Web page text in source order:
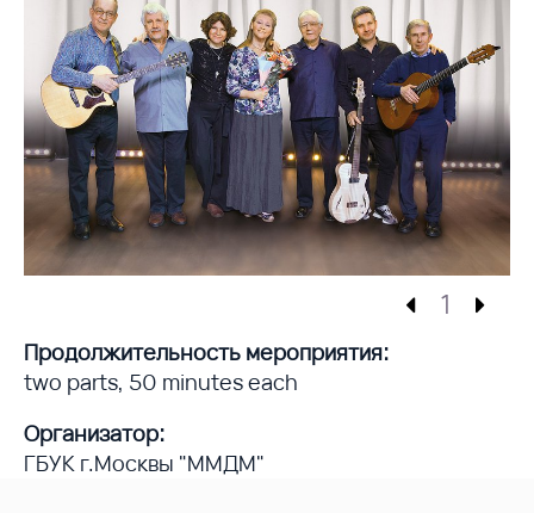
1
Продолжительность мероприятия:
two parts, 50 minutes each
Организатор:
ГБУК г.Москвы "ММДМ"